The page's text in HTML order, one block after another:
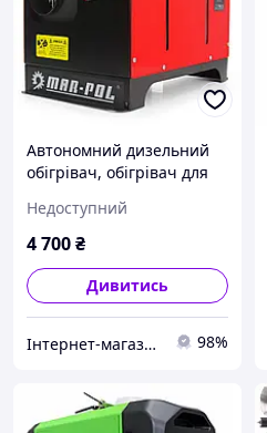
Автономний дизельний
обігрівач, обігрівач для
MAR-POL 8кВт (M80950)
12V 220V
Недоступний
4 700₴
Дивитись
Інтернет-магазин товарів для дому "МаркеТовик" 98%